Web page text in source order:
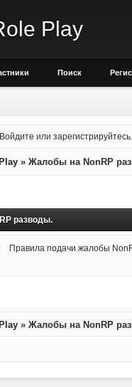
Play
Поиск
Войдите илизарегистрируйтесь
» Жалобы на NonRP
разводы.
Правила подачи жалобы
» Жалобы на NonRP